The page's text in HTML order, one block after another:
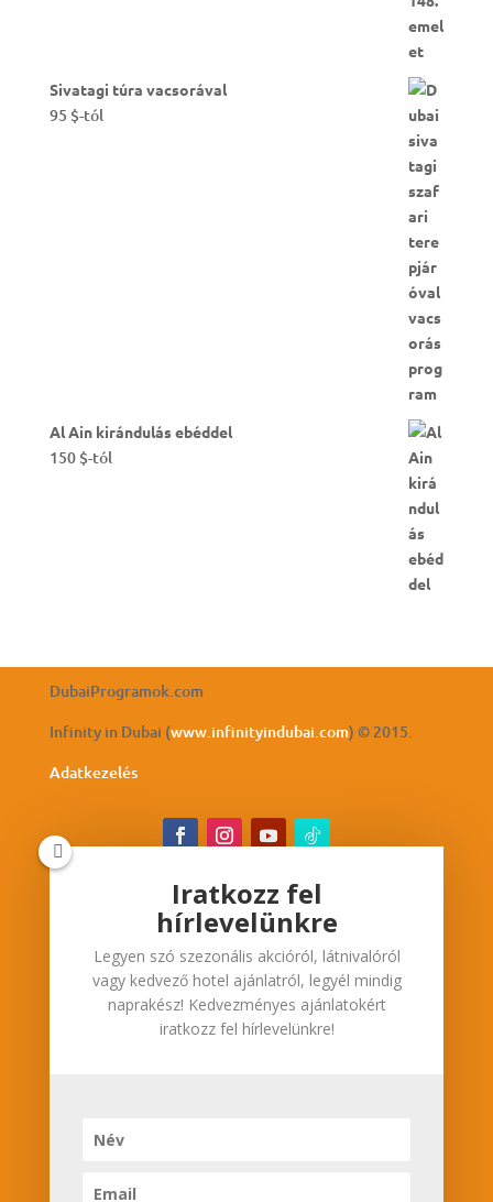
Sivatagi túra vacsorával
95 $-tól
Al Ain kirándulás ebéddel
150 $-tól
DubaiProgramok.com
Infinity in Dubai (www.infinityindubai.com) © 2015.
Adatkezelés
Iratkozz fel hírlevelünkre
Legyen szó szezonális akcióról, látnivalóról vagy
kedvező hotel ajánlatról, legyél mindig
naprakész! Kedvezményes ajánlatokért iratkozz
Iratkozz fel
hírlevelünkre
Legyen szó szezonális akcióról, látnivalóról
vagy kedvező hotel ajánlatról, legyél mindig
naprakész! Kedvezményes ajánlatokért
iratkozz fel hírlevelünkre!